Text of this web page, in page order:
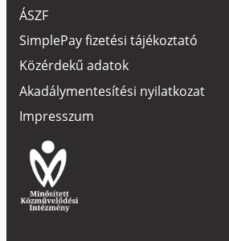
ÁSZF
SimplePay fizetési tájékoztató
Közérdekű adatok
Akadálymentesítési nyilatkozat
Impresszum